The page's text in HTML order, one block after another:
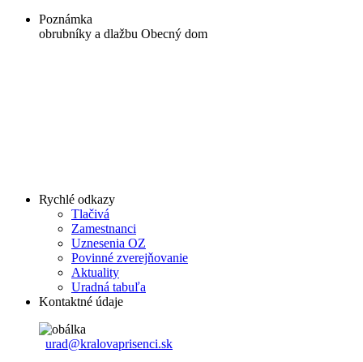
Poznámka
obrubníky a dlažbu Obecný dom
Rychlé odkazy
Tlačivá
Zamestnanci
Uznesenia OZ
Povinné zverejňovanie
Aktuality
Uradná tabuľa
Kontaktné údaje
urad@kralovaprisenci.sk